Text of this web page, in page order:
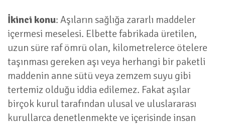
İkinci konu: Aşıların sağlığa zararlı maddeler
içermesi meselesi. Elbette fabrikada üretilen,
uzun süre raf ömrü olan, kilometrelerce ötelere
taşınması gereken aşı veya herhangi bir paketli
maddenin anne sütü veya zemzem suyu gibi
tertemiz olduğu iddia edilemez. Fakat aşılar
birçok kurul tarafından ulusal ve uluslararası
kurullarca denetlenmekte ve içerisinde insan